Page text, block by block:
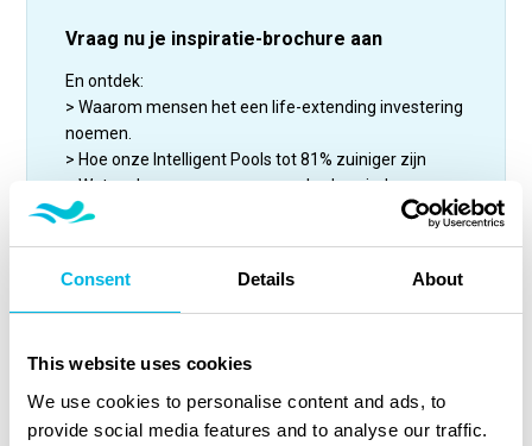
Consent Details About
This website uses cookies
We use cookies to personalise content and ads, to
provide social media features and to analyse our traffic.
Vraag nu je inspiratie-brochure aan
En ontdek:
> Waarom mensen het een life-extending investering
noemen.
> Hoe onze Intelligent Pools tot 81% zuiniger zijn
> Wat andere mensen van onze baden vinden...
Door je in te schrijven ga je akkoord met onze